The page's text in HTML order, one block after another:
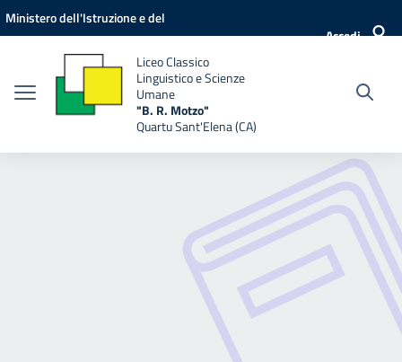
Vai ai contenuti
Vai al menu di navigazione
Vai al footer
Ministero dell'Istruzione e del
Accedi
Liceo Classico
Linguistico e Scienze
Umane
"B. R. Motzo"
Quartu Sant'Elena (CA)